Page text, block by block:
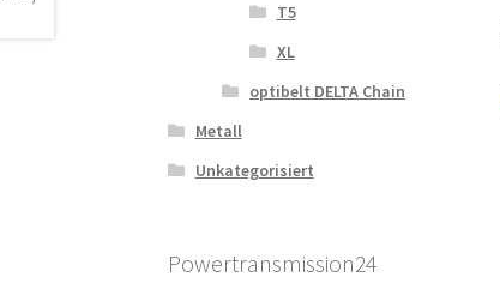
T5
XL
optibelt DELTA Chain
Metall
Unkategorisiert
Powertransmission24